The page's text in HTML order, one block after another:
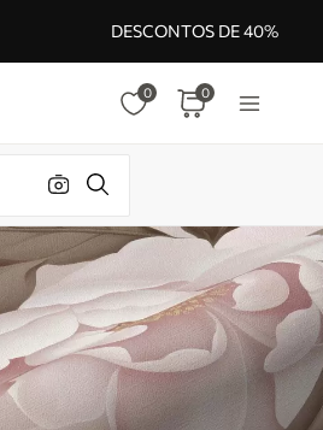
DESCONTOS DE 40%
0 0